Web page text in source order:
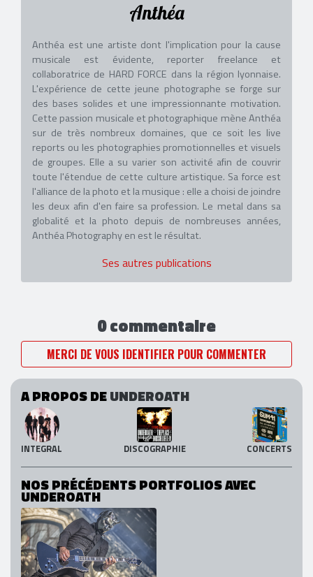
Anthéa
Anthéa est une artiste dont l'implication pour la cause
musicale est évidente, reporter freelance et
collaboratrice de HARD FORCE dans la région lyonnaise.
L'expérience de cette jeune photographe se forge sur
des bases solides et une impressionnante motivation.
Cette passion musicale et photographique mène Anthéa
sur de très nombreux domaines, que ce soit les live
reports ou les photographies promotionnelles et visuels
de groupes. Elle a su varier son activité afin de couvrir
toute l'étendue de cette culture artistique. Sa force est
l'alliance de la photo et la musique : elle a choisi de joindre
les deux afin d'en faire sa profession. Le metal dans sa
globalité et la photo depuis de nombreuses années,
Anthéa Photography en est le résultat.
Ses autres publications
0 commentaire
MERCI DE VOUS IDENTIFIER POUR COMMENTER
A PROPOS DEUNDEROATH
INTEGRAL DISCOGRAPHIE CONCERTS
NOS PRÉCÉDENTS PORTFOLIOS AVEC
UNDEROATH